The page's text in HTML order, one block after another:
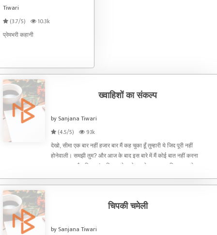
Tiwari
(3.7/5)
10.3k
प्रेमभरी कहानी
ख्वाहिशों का संकल्प
by Sanjana Tiwari
(4.5/5)
9.1k
देखो, सीमा एक बार नहीं हजार बार मैं कह चुका हूँ तुम्हारी ये जिद पूरी नहीं
होनेवाली। समझी तुम? और आज के बाद इस बारे में मैं कोई बात नहीं करना
चाहता। इज दैट क्लियर! अविनाश ने कठोरता से कहा पर अविनाश तुमने खुद कहा
चिपकी चमेली
by Sanjana Tiwari